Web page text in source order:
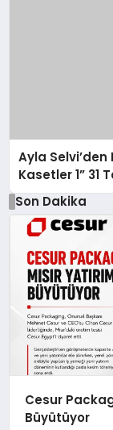
Ayla Selvi’den
Kasetler 1” 31
Son Dakika
Cesur
Büyütüyor